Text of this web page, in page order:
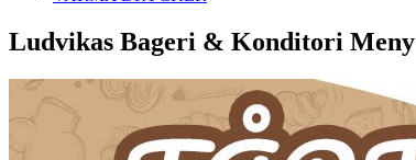
Ludvikas Bageri & Konditori Meny